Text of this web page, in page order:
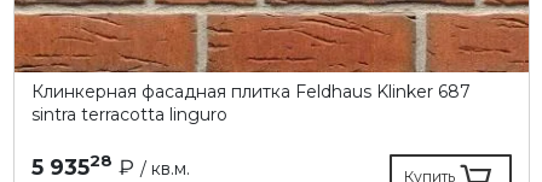
Клинкерная фасадная плитка Feldhaus Klinker 687
sintra terracotta linguro
5 93528 ₽ / кв.м. Купить